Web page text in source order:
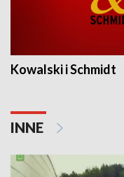
Kowalski i Schmidt
INNE